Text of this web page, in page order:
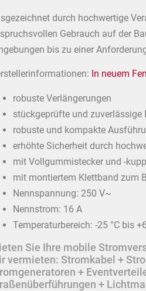
durch hochwertige
Gebrauch auf der
bis zu einer
In neuem
robuste Verlängerungen
stückgeprüfte und zuverlässige
robuste und kompakte
erhöhte Sicherheit durch
mit Vollgummistecker und -
mit montiertem Klettband zum
Nennspannung: 250 V~
Nennstrom: 16 A
Temperaturbereich: -25 °C bis
Sie Ihre mobile
vermieten: Stromkabel +
+
+